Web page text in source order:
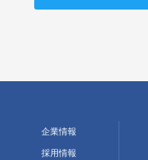
企業情報
採用情報